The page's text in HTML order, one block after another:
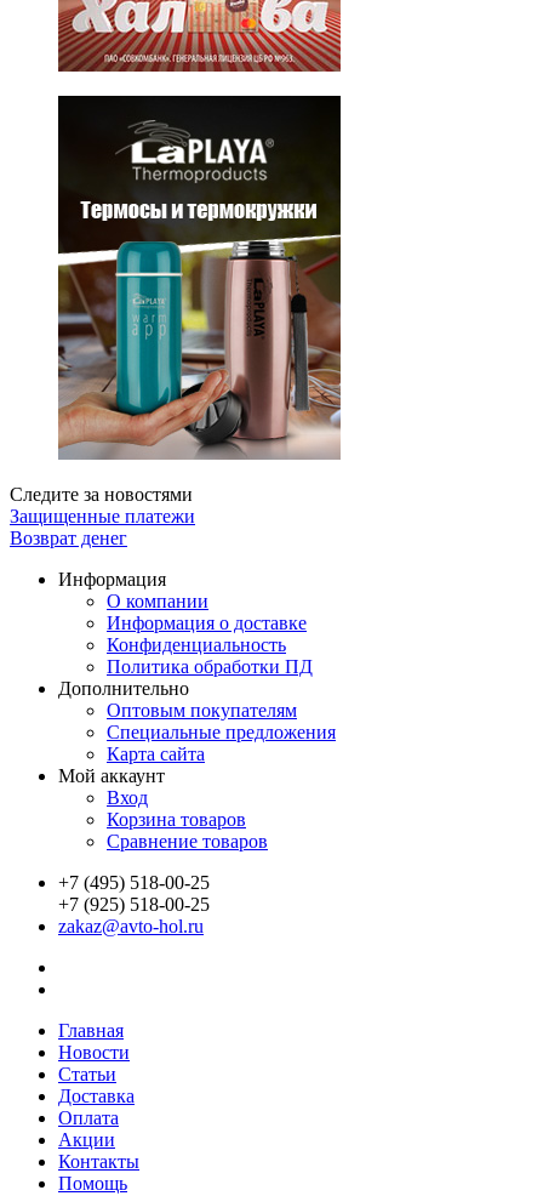
Следите за новостями
Защищенные платежи
Возврат денег
Информация
О компании
Информация о доставке
Конфиденциальность
Политика обработки ПД
Дополнительно
Оптовым покупателям
Специальные предложения
Карта сайта
Мой аккаунт
Вход
Корзина товаров
Сравнение товаров
+7 (495) 518-00-25
+7 (925) 518-00-25
zakaz@avto-hol.ru
Главная
Новости
Статьи
Доставка
Оплата
Акции
Контакты
Помощь